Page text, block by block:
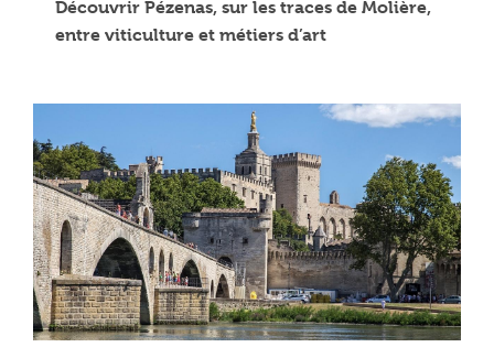
Découvrir Pézenas, sur les traces de Molière,
entre viticulture et métiers d’art